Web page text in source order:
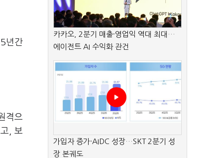
년간
격으
, 보
카카오, 2분기 매출·영업익 역대 최대…
에이전트 AI 수익화 관건
가입자 증가·AIDC 성장…SKT 2분기 성
장 본궤도